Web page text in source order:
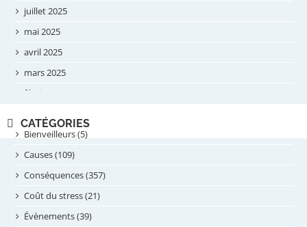
juillet 2025
mai 2025
avril 2025
mars 2025
février 2025
septembre 2024
août 2024
juillet 2024
juin 2024
mai 2024
CATÉGORIES
Bienveilleurs (5)
Causes (109)
Conséquences (357)
Coût du stress (21)
Évènements (39)